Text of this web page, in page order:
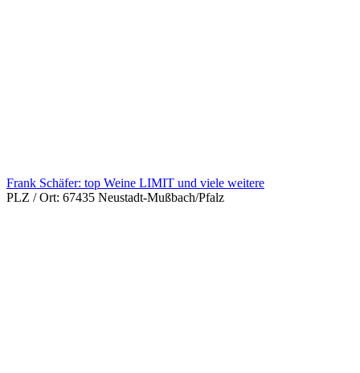
Frank Schäfer: top Weine LIMIT und viele weitere
PLZ / Ort: 67435 Neustadt-Mußbach/Pfalz